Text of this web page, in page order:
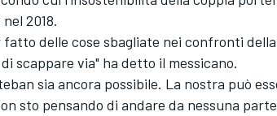
2018.
delle cose sbagliate nei confronti
scappare via" ha detto il messicano.
sia ancora possibile. La nostra può
sto pensando di andare da nessuna